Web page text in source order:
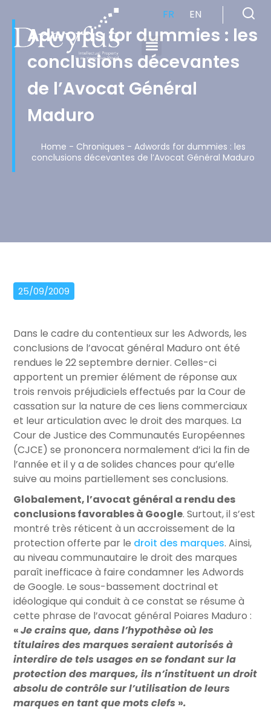
FR EN
Adwords for dummies : les
conclusions décevantes
de l’Avocat Général
Maduro
Home - Chroniques - Adwords for dummies : les
conclusions décevantes de l’Avocat Général Maduro
25/09/2009
Dans le cadre du contentieux sur les Adwords, les
conclusions de l’avocat général Maduro ont été
rendues le 22 septembre dernier. Celles-ci
apportent un premier élément de réponse aux
trois renvois préjudiciels effectués par la Cour de
cassation sur la nature de ces liens commerciaux
et leur articulation avec le droit des marques. La
Cour de Justice des Communautés Européennes
(CJCE) se prononcera normalement d’ici la fin de
l’année et il y a de solides chances pour qu’elle
suive au moins partiellement ses conclusions.
Globalement, l’avocat général a rendu des
conclusions favorables à Google. Surtout, il s’est
montré très réticent à un accroissement de la
protection offerte par le droit des marques. Ainsi,
au niveau communautaire le droit des marques
paraît inefficace à faire condamner les Adwords
de Google. Le sous-bassement doctrinal et
idéologique qui conduit à ce constat se résume à
cette phrase de l’avocat général Poiares Maduro :
«Je crains que, dans l’hypothèse où les
titulaires des marques seraient autorisés à
interdire de tels usages en se fondant sur la
protection des marques, ils n’instituent un droit
absolu de contrôle sur l’utilisation de leurs
marques en tant que mots clefs ».